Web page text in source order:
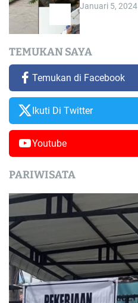
Januari 5, 2024
TEMUKAN SAYA
Temukan di Facebook
Ikuti Di Twitter
Youtube
PARIWISATA